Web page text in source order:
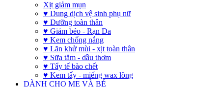
Xịt giảm mụn
♥ Dung dịch vệ sinh phụ nữ
♥ Dưỡng toàn thân
♥ Giảm béo - Rạn Da
♥ Kem chống nắng
♥ Lăn khử mùi - xịt toàn thân
♥ Sữa tắm - dầu thơm
♥ Tẩy tế bào chết
♥ Kem tẩy - miếng wax lông
DÀNH CHO MẸ VÀ BÉ